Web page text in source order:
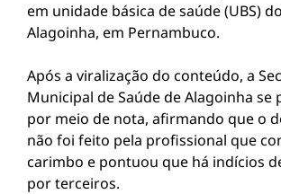
em unidade básica de saúde (UBS)
Alagoinha, em Pernambuco.
Após a viralização do conteúdo, a
Municipal de Saúde de Alagoinha se
por meio de nota, afirmando que o
não foi feito pela profissional que
carimbo e pontuou que há indícios
por terceiros.